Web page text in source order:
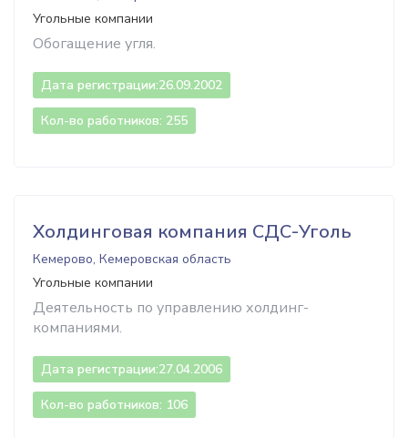
Угольные компании
Обогащение угля.
Дата регистрации:26.09.2002
Кол-во работников: 255
Холдинговая компания СДС-Уголь
Кемерово, Кемеровская область
Угольные компании
Деятельность по управлению холдинг-
компаниями.
Дата регистрации:27.04.2006
Кол-во работников: 106